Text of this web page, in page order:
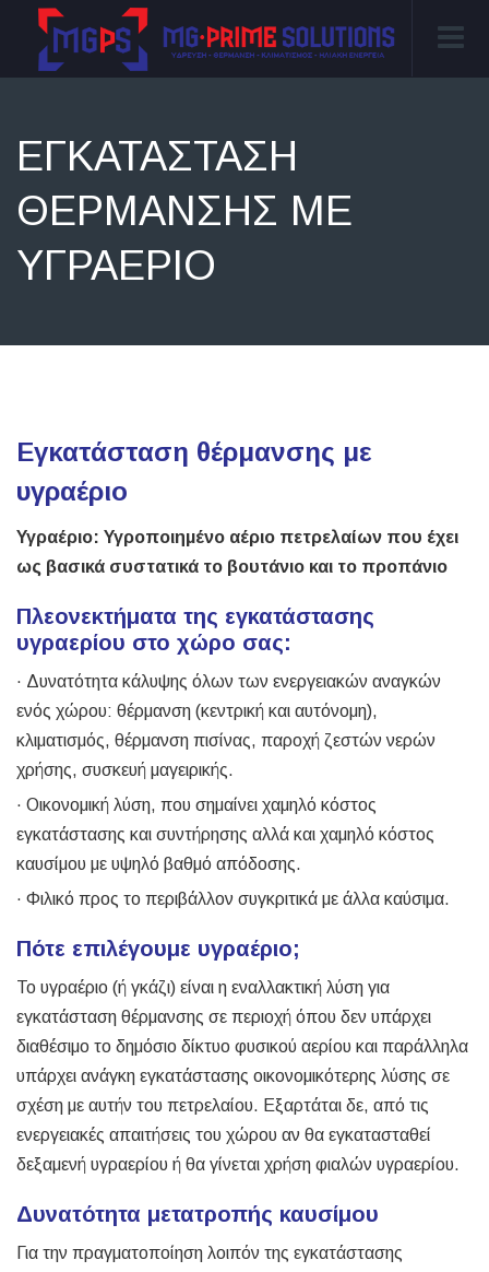
ΕΓΚΑΤΆΣΤΑΣΗ
ΘΈΡΜΑΝΣΗΣ ΜΕ
ΥΓΡΑΈΡΙΟ
Εγκατάσταση θέρμανσης με
υγραέριο
Υγραέριο: Υγροποιημένο αέριο πετρελαίων που έχει
ως βασικά συστατικά το βουτάνιο και το προπάνιο
Πλεονεκτήματα της εγκατάστασης
υγραερίου στο χώρο σας:
· Δυνατότητα κάλυψης όλων των ενεργειακών αναγκών
ενός χώρου: θέρμανση (κεντρική και αυτόνομη),
κλιματισμός, θέρμανση πισίνας, παροχή ζεστών νερών
χρήσης, συσκευή μαγειρικής.
· Οικονομική λύση, που σημαίνει χαμηλό κόστος
εγκατάστασης και συντήρησης αλλά και χαμηλό κόστος
καυσίμου με υψηλό βαθμό απόδοσης.
· Φιλικό προς το περιβάλλον συγκριτικά με άλλα καύσιμα.
Πότε επιλέγουμε υγραέριο;
Το υγραέριο (ή γκάζι) είναι η εναλλακτική λύση για
εγκατάσταση θέρμανσης σε περιοχή όπου δεν υπάρχει
διαθέσιμο το δημόσιο δίκτυο φυσικού αερίου και παράλληλα
υπάρχει ανάγκη εγκατάστασης οικονομικότερης λύσης σε
σχέση με αυτήν του πετρελαίου. Εξαρτάται δε, από τις
ενεργειακές απαιτήσεις του χώρου αν θα εγκατασταθεί
δεξαμενή υγραερίου ή θα γίνεται χρήση φιαλών υγραερίου.
Δυνατότητα μετατροπής καυσίμου
Για την πραγματοποίηση λοιπόν της εγκατάστασης